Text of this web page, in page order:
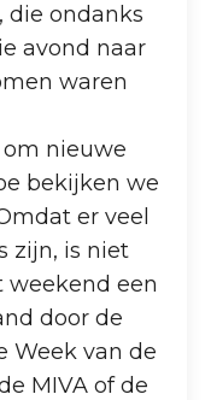
die ondanks
avond naar
waren
nieuwe
bekijken we
er veel
zijn, is niet
een
door de
Week van de
MIVA of de